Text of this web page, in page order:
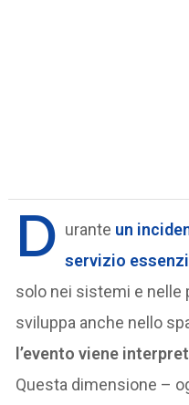
D urante un
servizio
solo nei sistemi e nelle
sviluppa anche nello
l’evento viene
Questa dimensione –